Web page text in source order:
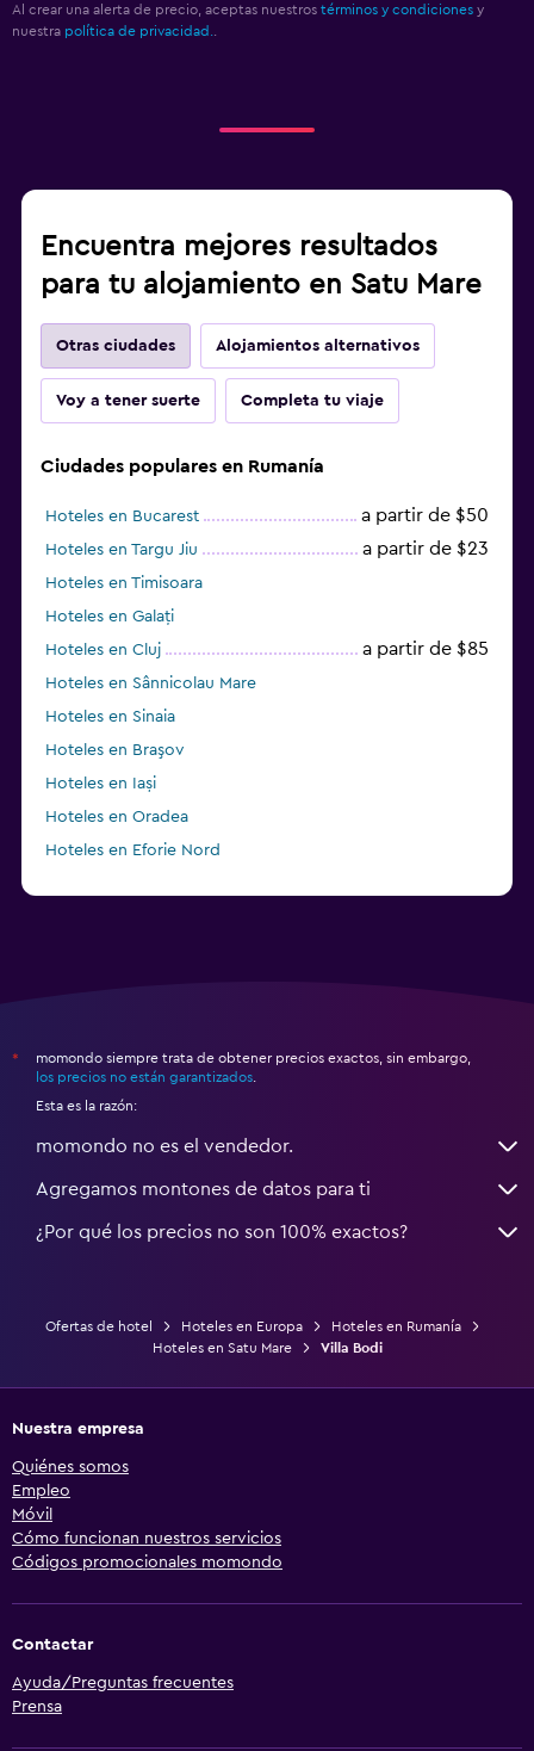
Al crear una alerta de precio, aceptas nuestros términos y condiciones y
nuestra política de privacidad.
Encuentra mejores resultados
para tu alojamiento en Satu Mare
Otras ciudades Alojamientos alternativos
Voy a tener suerte Completa tu viaje
Ciudades populares en Rumanía
Hoteles en Bucarest a partir de $50
Hoteles en Targu Jiu a partir de $23
Hoteles en Timisoara
Hoteles en Galați
Hoteles en Cluj
a partir de $85
Hoteles en Sânnicolau Mare
Hoteles en Sinaia
Hoteles en Braşov
Hoteles en Iași
Hoteles en Oradea
Hoteles en Eforie Nord
*
momondo siempre trata de obtener precios exactos, sin embargo,
los precios no están garantizados
Esta es la razón:
momondo no es el vendedor.
Agregamos montones de datos para ti
¿Por qué los precios no son 100% exactos?
Ofertas de hotel Hoteles en Europa
Hoteles en Rumanía
Hoteles en Satu Mare
Villa Bodi
Nuestra empresa
Quiénes somos
Empleo
Móvil
Cómo funcionan nuestros servicios
Códigos promocionales momondo
Contactar
Ayuda/Preguntas frecuentes
Prensa